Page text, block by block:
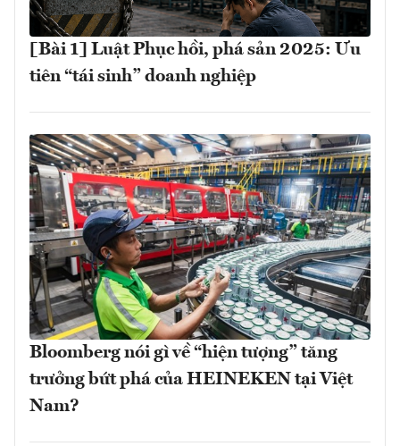
[Bài 1] Luật Phục hồi, phá sản 2025: Ưu
tiên “tái sinh” doanh nghiệp
Bloomberg nói gì về “hiện tượng” tăng
trưởng bứt phá của HEINEKEN tại Việt
Nam?